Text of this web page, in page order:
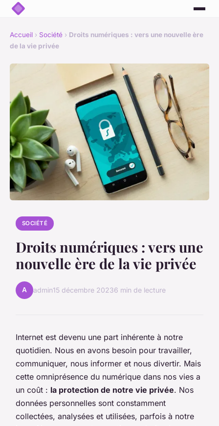
Accueil › Société › Droits numériques : vers une nouvelle ère
de la vie privée
SOCIÉTÉ
Droits numériques : vers une
nouvelle ère de la vie privée
A admin15 décembre 20236 min de lecture
Internet est devenu une part inhérente à notre
quotidien. Nous en avons besoin pour travailler,
communiquer, nous informer et nous divertir. Mais
cette omniprésence du numérique dans nos vies a
un coût : la protection de notre vie privée. Nos
données personnelles sont constamment
collectées, analysées et utilisées, parfois à notre